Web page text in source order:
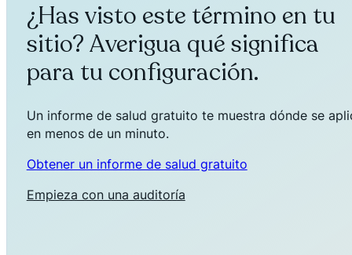
¿Has visto este término en tu
sitio? Averigua qué significa
para tu configuración.
Un informe de salud gratuito te muestra dónde se
en menos de un minuto.
Obtener un informe de salud gratuito
Empieza con una auditoría